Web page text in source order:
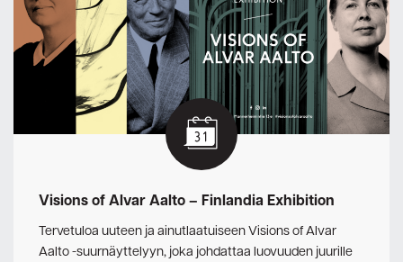
Visions of Alvar Aalto – Finlandia Exhibition
Tervetuloa uuteen ja ainutlaatuiseen Visions of Alvar
Aalto -suurnäyttelyyn, joka johdattaa luovuuden juurille